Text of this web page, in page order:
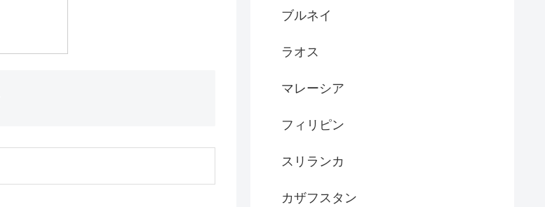
ブルネイ
ラオス
マレーシア
フィリピン
スリランカ
カザフスタン